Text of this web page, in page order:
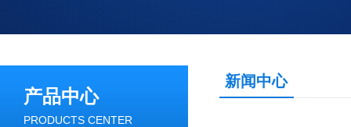
产品中心
PRODUCTS CENTER
新闻中心